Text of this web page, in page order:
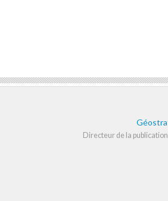
Directeur de la